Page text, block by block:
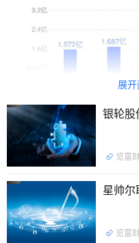
据悉，自上市以来，
上升。早在半年报披露时
利润成长空间较大。
夯实特色原料药
展
银轮股
览富
星帅尔
览富